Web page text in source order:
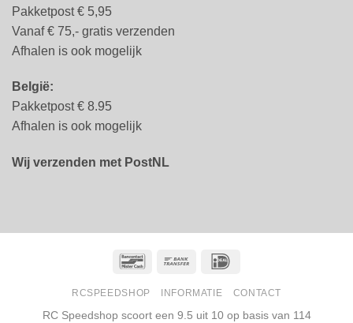
Pakketpost € 5,95
Vanaf € 75,- gratis verzenden
Afhalen is ook mogelijk
België:
Pakketpost € 8.95
Afhalen is ook mogelijk
Wij verzenden met PostNL
BancontactBank
RCSPEEDSHOP INFORMATIE CONTACT
RC Speedshop scoort een 9.5 uit 10op basis van 114